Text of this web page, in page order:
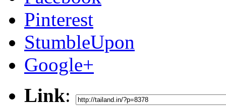
Pinterest
StumbleUpon
Google+
Link: